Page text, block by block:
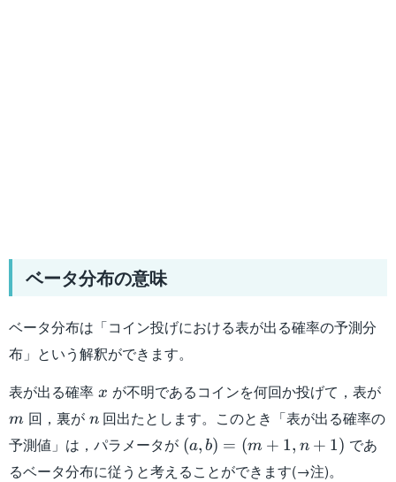
ベータ分布の意味
ベータ分布は「コイン投げにおける表が出る確率の予測分
布」という解釈ができます。
表が出る確率 x
x が不明であるコインを何回か投げて，表がm
m 回，裏が n
n回出たとします。このとき「表が出る確率の
予測値」は，パラメータが (a,b)=
(m+1,n+1)
(a, b) = (m + 1, n + 1) であ
るベータ分布に従うと考えることができます(→注)。